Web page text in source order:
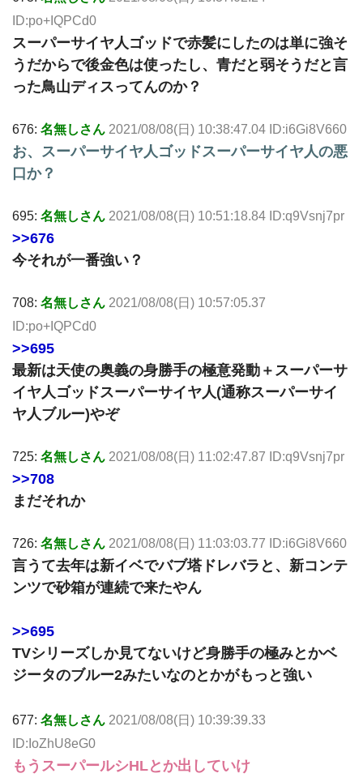
ID:po+IQPCd0
スーパーサイヤ人ゴッドで赤髪にしたのは単に強そ
うだからで後金色は使ったし、青だと弱そうだと言
った鳥山ディスってんのか？
676: 名無しさん 2021/08/08(日) 10:38:47.04 ID:i6Gi8V660
お、スーパーサイヤ人ゴッドスーパーサイヤ人の悪
口か？
695: 名無しさん 2021/08/08(日) 10:51:18.84 ID:q9Vsnj7pr
>>676
今それが一番強い？
708: 名無しさん 2021/08/08(日) 10:57:05.37
ID:po+IQPCd0
>>695
最新は天使の奥義の身勝手の極意発動＋スーパーサ
イヤ人ゴッドスーパーサイヤ人(通称スーパーサイ
ヤ人ブルー)やぞ
725: 名無しさん 2021/08/08(日) 11:02:47.87 ID:q9Vsnj7pr
>>708
まだそれか
726: 名無しさん 2021/08/08(日) 11:03:03.77 ID:i6Gi8V660
言うて去年は新イベでバブ塔ドレバラと、新コンテ
ンツで砂箱が連続で来たやん
>>695
TVシリーズしか見てないけど身勝手の極みとかベ
ジータのブルー2みたいなのとかがもっと強い
677: 名無しさん 2021/08/08(日) 10:39:39.33
ID:IoZhU8eG0
もうスーパールシHLとか出していけ